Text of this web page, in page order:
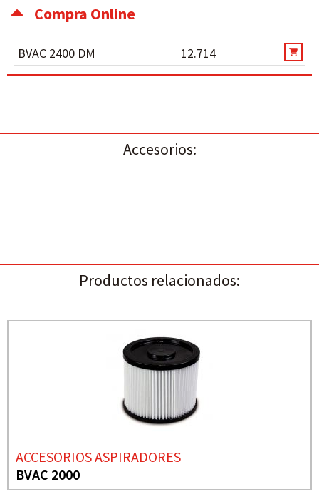
Compra Online
BVAC 2400 DM 12.714
Accesorios:
Productos relacionados:
ACCESORIOS ASPIRADORES
BVAC 2000